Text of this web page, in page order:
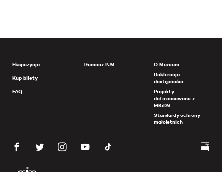
Ekspozycja
Kup bilety
FAQ
Tłumacz PJM
O Muzeum
Deklaracja
dostępności
Projekty
dofinansowane z
MKiDN
Standardy ochrony
małoletnich